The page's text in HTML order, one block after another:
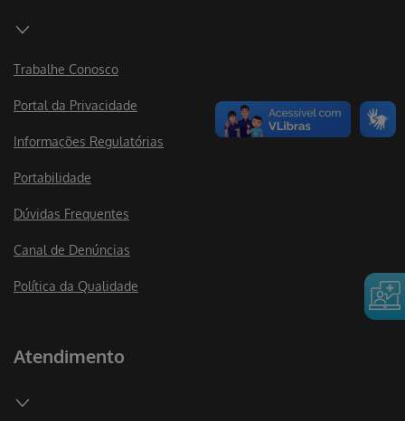
Trabalhe Conosco
Portal da Privacidade
Informações Regulatórias
Portabilidade
Dúvidas Frequentes
Canal de Denúncias
Política da Qualidade
Atendimento